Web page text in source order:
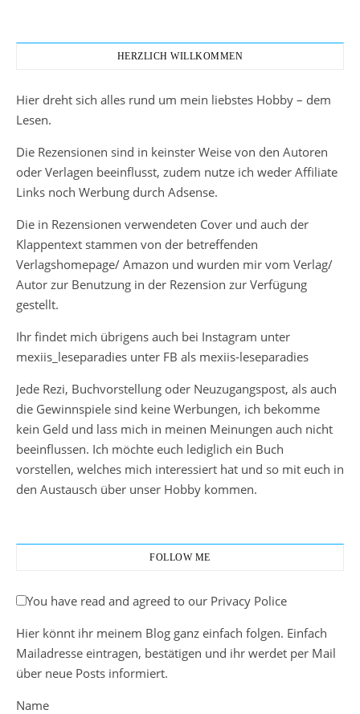
HERZLICH WILLKOMMEN
Hier dreht sich alles rund um mein liebstes Hobby – dem
Lesen.
Die Rezensionen sind in keinster Weise von den Autoren
oder Verlagen beeinflusst, zudem nutze ich weder Affiliate
Links noch Werbung durch Adsense.
Die in Rezensionen verwendeten Cover und auch der
Klappentext stammen von der betreffenden
Verlagshomepage/ Amazon und wurden mir vom Verlag/
Autor zur Benutzung in der Rezension zur Verfügung
gestellt.
Ihr findet mich übrigens auch bei Instagram unter
mexiis_leseparadies unter FB als mexiis-leseparadies
Jede Rezi, Buchvorstellung oder Neuzugangspost, als auch
die Gewinnspiele sind keine Werbungen, ich bekomme
kein Geld und lass mich in meinen Meinungen auch nicht
beeinflussen. Ich möchte euch lediglich ein Buch
vorstellen, welches mich interessiert hat und so mit euch in
den Austausch über unser Hobby kommen.
FOLLOW ME
You have read and agreed to our Privacy Police
Hier könnt ihr meinem Blog ganz einfach folgen. Einfach
Mailadresse eintragen, bestätigen und ihr werdet per Mail
über neue Posts informiert.
Name